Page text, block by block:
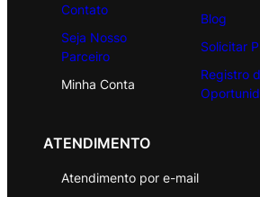
Contato
Seja Nosso
Parceiro
Minha Conta
Blog
Solicitar
Registro
ATENDIMENTO
Atendimento por e-mail